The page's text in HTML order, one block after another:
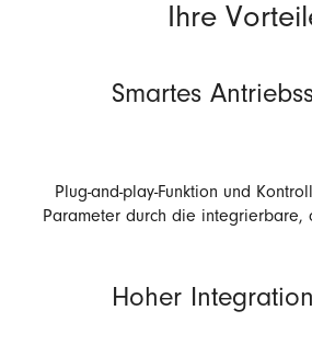
Ihre
Smartes
Plug-and-play-Funktion und
Parameter durch die integrierbare,
Hoher